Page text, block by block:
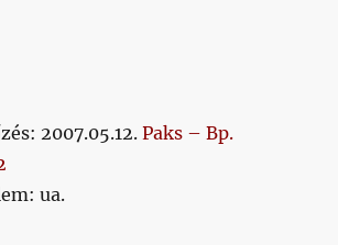
2007.05.12.Paks – Bp.
ua.